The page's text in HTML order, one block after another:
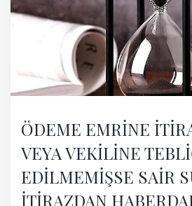
ÖDEME EMRİNE
VEYA VEKİLİNE
EDİLMEMİŞSE SAİR
İTİRAZDAN